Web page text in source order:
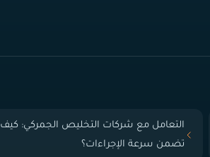
التعامل مع شركات التخليص الجمركي: كيف
تضمن سرعة الإجراءات؟